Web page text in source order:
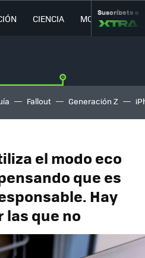
CIENCIA MOVILIDAD
Suscríbete a
Fallout Generación Z
el modo eco
que es
Hay
las que no